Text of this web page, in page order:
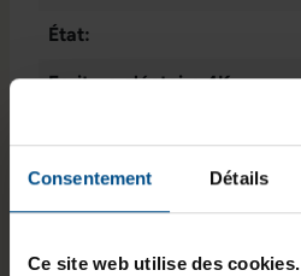
Consentement Détails
Ce site web utilise des cookies.
État:
Ecriture aléatoire 4K:
Stockage de données:
GTIN/EAN :